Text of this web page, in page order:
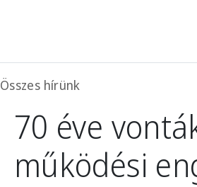
Összes hírünk
70 éve
működési